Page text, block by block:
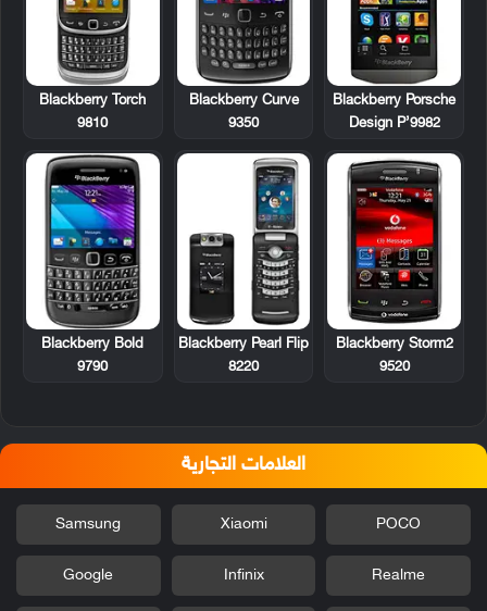
Blackberry Porsche
Design P’9982
Blackberry Curve
9350
Blackberry Torch
9810
Blackberry Storm2
9520
Blackberry Pearl Flip
8220
Blackberry Bold
9790
العلامات التجارية
POCO
Xiaomi
Samsung
Realme
Infinix
Google